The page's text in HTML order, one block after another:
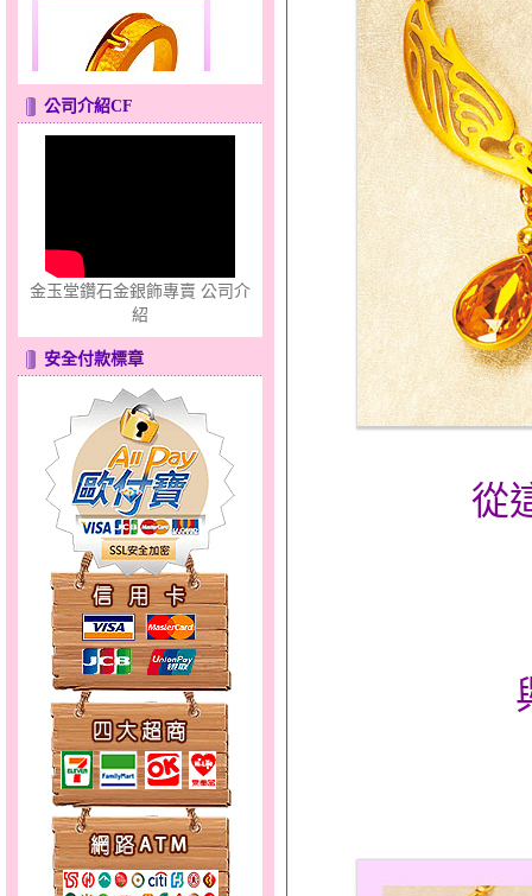
心之舞～金銀鋼套鍊
幸福洋溢～金銀鋼套鍊
分享愛～金銀鋼套鍊
公司介紹CF
金玉堂鑽石金銀飾專賣 公司介
紹
安全付款標章
從